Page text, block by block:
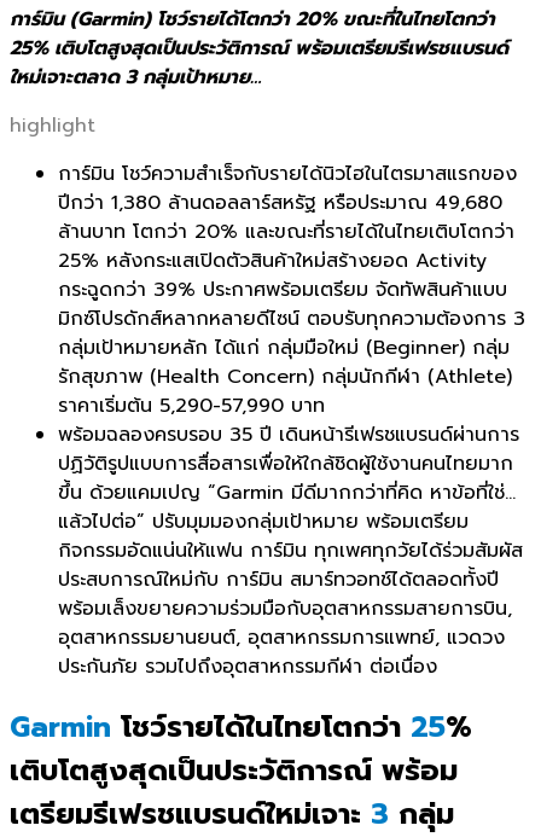
การ์มิน (Garmin) โชว์รายได้โตกว่า 20% ขณะที่ในไทยโตกว่า
25% เติบโตสูงสุดเป็นประวัติการณ์ พร้อมเตรียมรีเฟรชแบรนด์
ใหม่เจาะตลาด 3 กลุ่มเป้าหมาย…
highlight
การ์มิน โชว์ความสำเร็จกับรายได้นิวไฮในไตรมาสแรกของ
ปีกว่า 1,380 ล้านดอลลาร์สหรัฐ หรือประมาณ 49,680
ล้านบาท โตกว่า 20% และขณะที่รายได้ในไทยเติบโตกว่า
25% หลังกระแสเปิดตัวสินค้าใหม่สร้างยอด Activity
กระฉูดกว่า 39% ประกาศพร้อมเตรียม จัดทัพสินค้าแบบ
มิกซ์โปรดักส์หลากหลายดีไซน์ ตอบรับทุกความต้องการ 3
กลุ่มเป้าหมายหลัก ได้แก่ กลุ่มมือใหม่ (Beginner) กลุ่ม
รักสุขภาพ (Health Concern) กลุ่มนักกีฬา (Athlete)
ราคาเริ่มต้น 5,290-57,990 บาท
พร้อมฉลองครบรอบ 35 ปี เดินหน้ารีเฟรชแบรนด์ผ่านการ
ปฏิวัติรูปแบบการสื่อสารเพื่อให้ใกล้ชิดผู้ใช้งานคนไทยมาก
ขึ้น ด้วยแคมเปญ “Garmin มีดีมากกว่าที่คิด หาข้อที่ใช่…
แล้วไปต่อ” ปรับมุมมองกลุ่มเป้าหมาย พร้อมเตรียม
กิจกรรมอัดแน่นให้แฟน การ์มิน ทุกเพศทุกวัยได้ร่วมสัมผัส
ประสบการณ์ใหม่กับ การ์มิน สมาร์ทวอทช์ได้ตลอดทั้งปี
พร้อมเล็งขยายความร่วมมือกับอุตสาหกรรมสายการบิน,
อุตสาหกรรมยานยนต์, อุตสาหกรรมการแพทย์, แวดวง
ประกันภัย รวมไปถึงอุตสาหกรรมกีฬา ต่อเนื่อง
Garmin โชว์รายได้ในไทยโตกว่า 25%
เติบโตสูงสุดเป็นประวัติการณ์ พร้อม
เตรียมรีเฟรชแบรนด์ใหม่เจาะ 3 กลุ่ม